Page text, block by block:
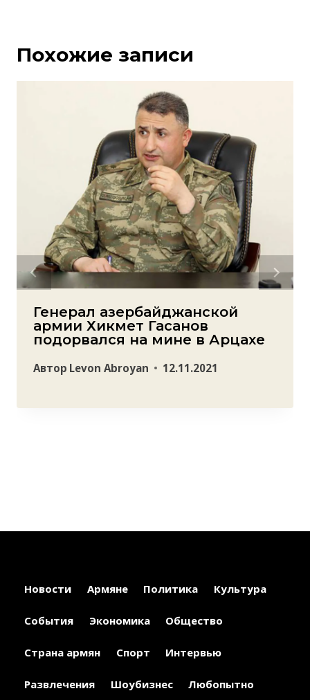
Похожие записи
Генерал азербайджанской
армии Хикмет Гасанов
подорвался на мине в Арцахе
Автор Levon Abroyan 12.11.2021
Новости Армяне Политика Культура
События Экономика Общество
Страна армян Спорт Интервью
Развлечения Шоубизнес Любопытно